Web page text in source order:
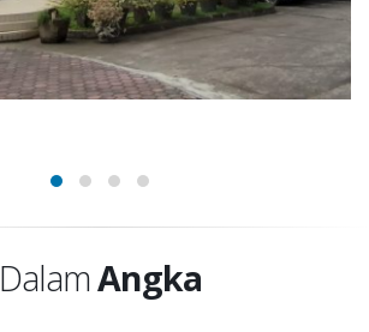
DalamAngka